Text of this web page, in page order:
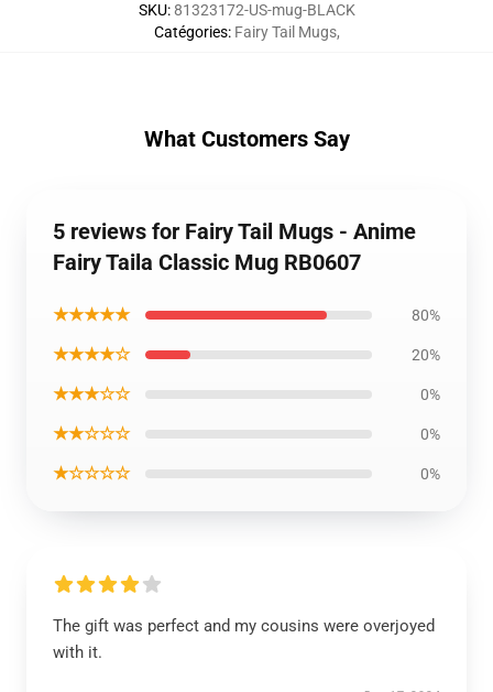
SKU:81323172-US-mug-BLACK
Catégories: Fairy Tail Mugs,
What Customers Say
5 reviews for Fairy Tail Mugs - Anime
Fairy Taila Classic Mug RB0607
★★★★★ 80%
★★★★☆ 20%
★★★☆☆ 0%
★★☆☆☆ 0%
★☆☆☆☆ 0%
The gift was perfect and my cousins were overjoyed
with it.